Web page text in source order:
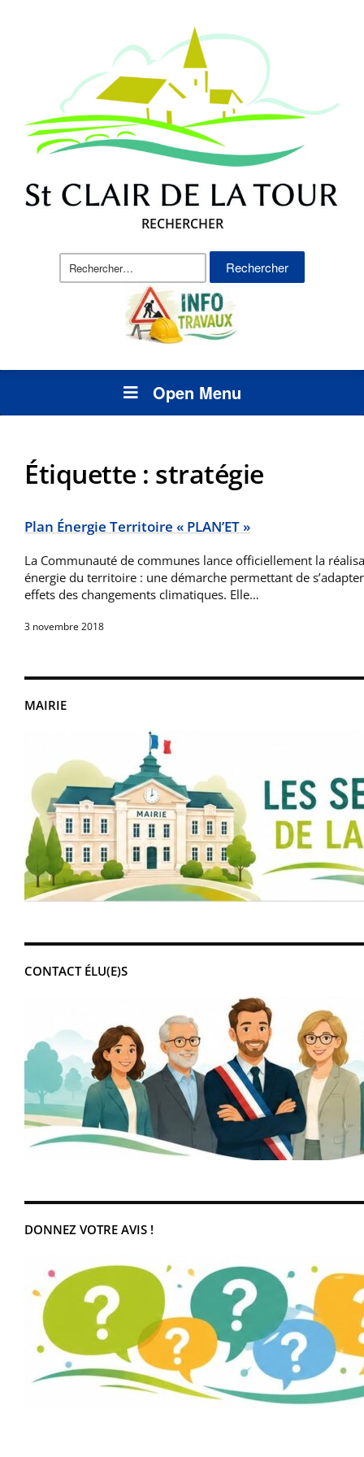
RECHERCHER
Rechercher :
Open Menu
MAIRIE
CONTACT ÉLU(E)S
DONNEZ VOTRE AVIS !
Étiquette : stratégie
Plan Énergie Territoire « PLAN’ET »
La Communauté de communes lance officiellement la
énergie du territoire : une démarche permettant de
effets des changements climatiques. Elle…
3 novembre 2018